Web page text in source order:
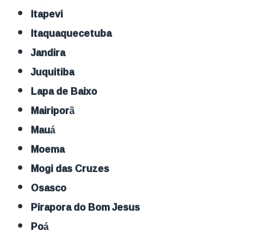
Itapevi
Itaquaquecetuba
Jandira
Juquitiba
Lapa de Baixo
Mairiporã
Mauá
Moema
Mogi das Cruzes
Osasco
Pirapora do Bom Jesus
Poá